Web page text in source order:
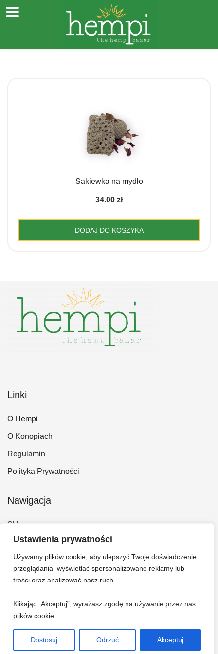
Ustawienia prywatności
Używamy plików cookie, aby ulepszyć Twoje doświadczenie
przeglądania, wyświetlać spersonalizowane reklamy lub
treści oraz analizować nasz ruch.
Klikając „Akceptuj”, wyrażasz zgodę na używanie przez nas
plików cookie.
Dostosuj Odrzuć Akceptuj
Sakiewka na mydło
34.00 zł
DODAJ DO KOSZYKA
Linki
O Hempi
O Konopiach
Regulamin
Polityka Prywatności
Nawigacja
Sklep
Kontakt
Konto
Koszyk
© 2026 Hempi - Bazar konopny. Wszelkie prawa